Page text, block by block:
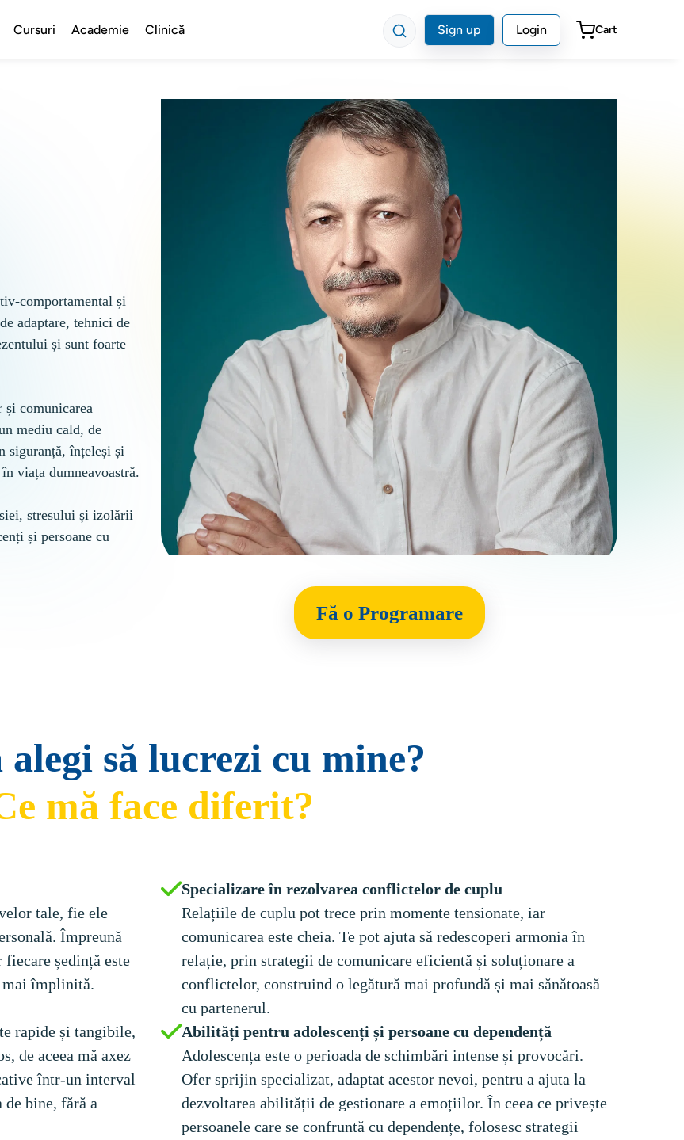
Cursuri Academie Clinică Sign up Login Cart
comportamental și
adaptare, tehnici de
și sunt foarte
comunicarea
mediu cald, de
siguranță, înțeleși și
viața dumneavoastră.
stresului și izolării
și persoane cu
Fă o Programare
alegi să lucrezi cu mine?
mă face diferit?
tale, fie ele
Împreună
ședință este
rapide și tangibile,
de aceea mă axez
într-un interval
bine, fără a
Relațiile de cuplu pot trece prin momente tensionate, iar
comunicarea este cheia. Te pot ajuta să redescoperi armonia în
relație, prin strategii de comunicare eficientă și soluționare a
conflictelor, construind o legătură mai profundă și mai sănătoasă
Adolescența este o perioada de schimbări intense și provocări.
Ofer sprijin specializat, adaptat acestor nevoi, pentru a ajuta la
dezvoltarea abilității de gestionare a emoțiilor. În ceea ce privește
persoanele care se confruntă cu dependențe, folosesc strategii